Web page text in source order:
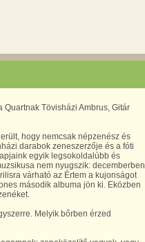
Tövisházi Ambrus, Gitár
hogy nemcsak népzenész és
darabok zeneszerzője és a fóti
egyik legsokoldalúbb és
nem nyugszik: decemberben
várható az Értem a kujonságot
második albuma jön ki. Eközben
Melyik bőrben érzed